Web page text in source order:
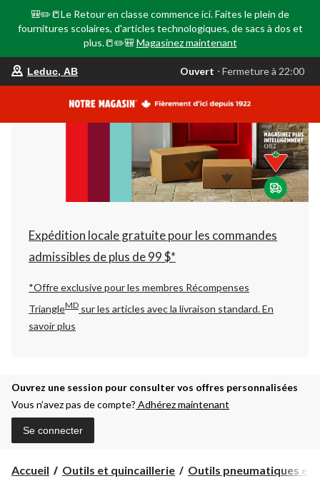
🎒✏️📒Le Retour en classe commence ici. Faites le plein de
fournitures scolaires, d'articles technologiques, de sacs à dos et
plus.📒✏️🎒 Magasinez maintenant
votre
est
AB,
Ouvert,
Fermeture
à
22:00
changer
Leduc, AB Ouvert ⋅ Fermeture à 22:00
Expédition locale gratuite pour les commandes
admissibles de plus de 99 $*
*Offre exclusive pour les membres Récompenses
TriangleMD sur les articles avec la livraison standard.En
savoir plus
Ouvrez une session pour consulter vos offres personnalisées
Vous n’avez pas de compte? Adhérez maintenant
Se connecter
Accueil Outils et quincaillerie Outils pneumatiques et